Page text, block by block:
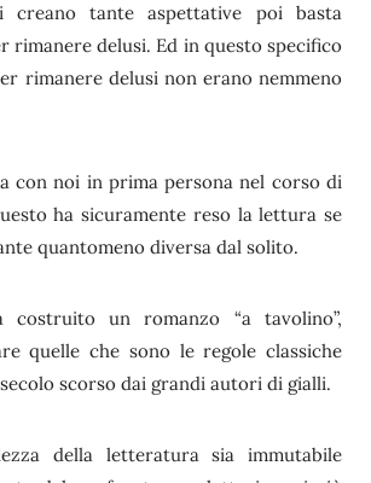
creano tante aspettative poi basta
rimanere delusi. Ed in questo specifico
rimanere delusi non erano nemmeno
con noi in prima persona nel corso di
ha sicuramente reso la lettura se
quantomeno diversa dal solito.
costruito un romanzo “a tavolino”,
quelle che sono le regole classiche
scorso dai grandi autori di gialli.
della letteratura sia immutabile